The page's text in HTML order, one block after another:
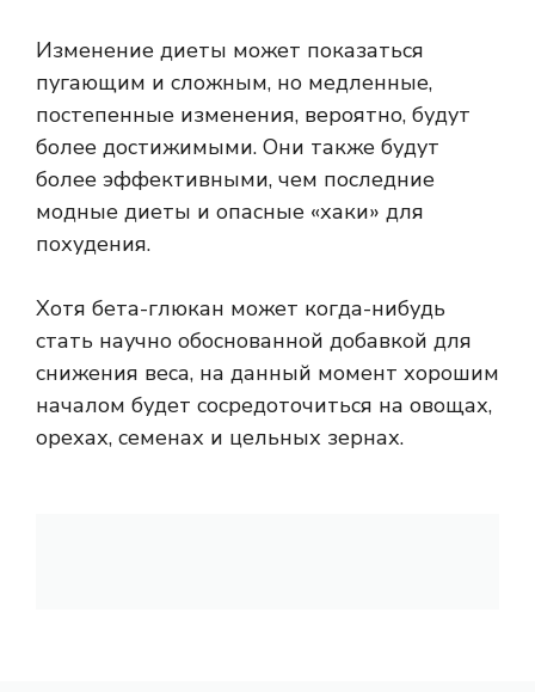
Изменение диеты может показаться
пугающим и сложным, но медленные,
постепенные изменения, вероятно, будут
более достижимыми. Они также будут
более эффективными, чем последние
модные диеты и опасные «хаки» для
похудения.
Хотя бета-глюкан может когда-нибудь
стать научно обоснованной добавкой для
снижения веса, на данный момент хорошим
началом будет сосредоточиться на овощах,
орехах, семенах и цельных зернах.